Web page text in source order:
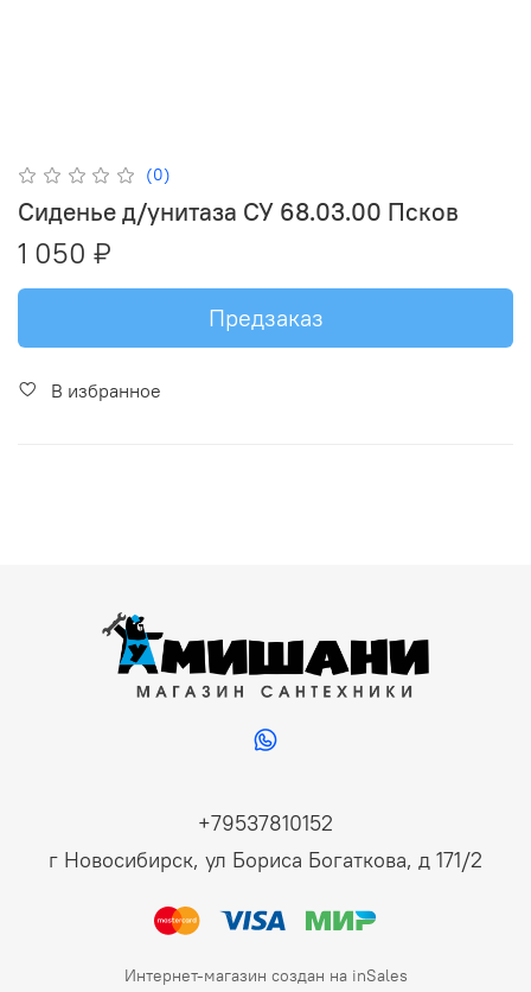
(0)
Сиденье д/унитаза СУ 68.03.00 Псков
1 050 ₽
Предзаказ
В избранное
+79537810152
г Новосибирск, ул Бориса Богаткова, д 171/2
Интернет-магазин создан на inSales